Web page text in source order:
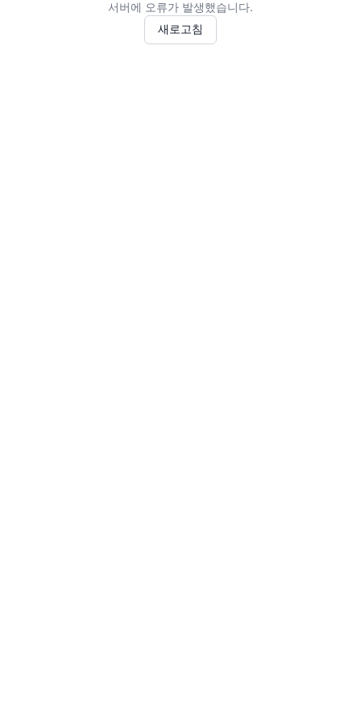
서버에 오류가 발생했습니다.
새로고침